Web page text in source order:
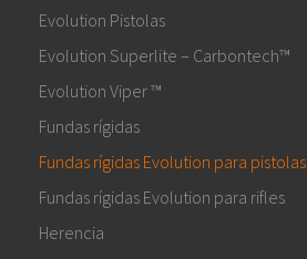
Evolution Pistolas
Evolution Superlite – Carbontech™
Evolution Viper ™
Fundas rígidas
Fundas rígidas Evolution para pistolas
Fundas rígidas Evolution para rifles
Herencia